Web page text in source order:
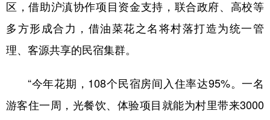
区，借助沪滇协作项目资金支持，联合政府、高校等
多方形成合力，借油菜花之名将村落打造为统一管
理、客源共享的民宿集群。
“今年花期，108个民宿房间入住率达95%。一名
游客住一周，光餐饮、体验项目就能为村里带来3000